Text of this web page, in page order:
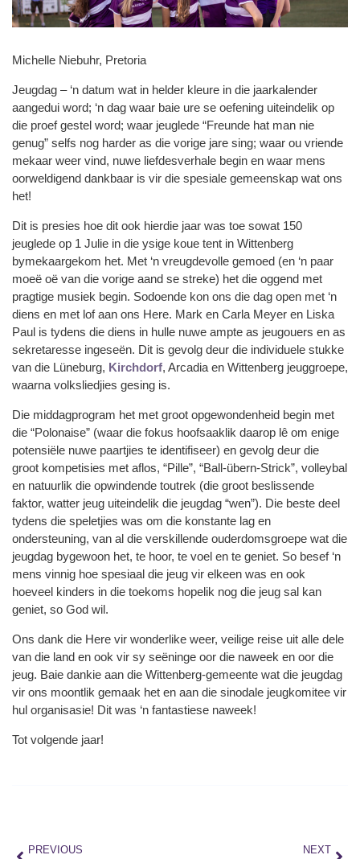
Michelle Niebuhr, Pretoria
Jeugdag – ‘n datum wat in helder kleure in die jaarkalender
aangedui word; ‘n dag waar baie ure se oefening uiteindelik op
die proef gestel word; waar jeuglede “Freunde hat man nie
genug” selfs nog harder as die vorige jare sing; waar ou vriende
mekaar weer vind, nuwe liefdesverhale begin en waar mens
oorweldigend dankbaar is vir die spesiale gemeenskap wat ons
het!
Dit is presies hoe dit ook hierdie jaar was toe sowat 150
jeuglede op 1 Julie in die ysige koue tent in Wittenberg
bymekaargekom het. Met ‘n vreugdevolle gemoed (en ‘n paar
moeë oë van die vorige aand se streke) het die oggend met
pragtige musiek begin. Sodoende kon ons die dag open met ‘n
diens en met lof aan ons Here. Mark en Carla Meyer en Liska
Paul is tydens die diens in hulle nuwe ampte as jeugouers en as
sekretaresse ingeseën. Dit is gevolg deur die individuele stukke
van die Lüneburg, Kirchdorf, Arcadia en Wittenberg jeuggroepe,
waarna volksliedjies gesing is.
Die middagprogram het met groot opgewondenheid begin met
die “Polonaise” (waar die fokus hoofsaaklik daarop lê om enige
potensiële nuwe paartjies te identifiseer) en gevolg deur die
groot kompetisies met aflos, “Pille”, “Ball-übern-Strick”, volleybal
en natuurlik die opwindende toutrek (die groot beslissende
faktor, watter jeug uiteindelik die jeugdag “wen”). Die beste deel
tydens die speletjies was om die konstante lag en
ondersteuning, van al die verskillende ouderdomsgroepe wat die
jeugdag bygewoon het, te hoor, te voel en te geniet. So besef ‘n
mens vinnig hoe spesiaal die jeug vir elkeen was en ook
hoeveel kinders in die toekoms hopelik nog die jeug sal kan
geniet, so God wil.
Ons dank die Here vir wonderlike weer, veilige reise uit alle dele
van die land en ook vir sy seëninge oor die naweek en oor die
jeug. Baie dankie aan die Wittenberg-gemeente wat die jeugdag
vir ons moontlik gemaak het en aan die sinodale jeugkomitee vir
hul organisasie! Dit was ‘n fantastiese naweek!
Tot volgende jaar!
PREVIOUS NEXT